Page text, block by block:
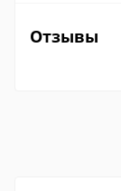
Отзывы